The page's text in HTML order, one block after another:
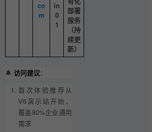
co
m
in
0
1
部署
服务
（持
续更
新）
🔔 访问建议：
首次体验推荐从
V6演示站开始，
覆盖80%企业通用
需求